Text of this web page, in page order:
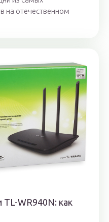
на отечественном
WR940N: как